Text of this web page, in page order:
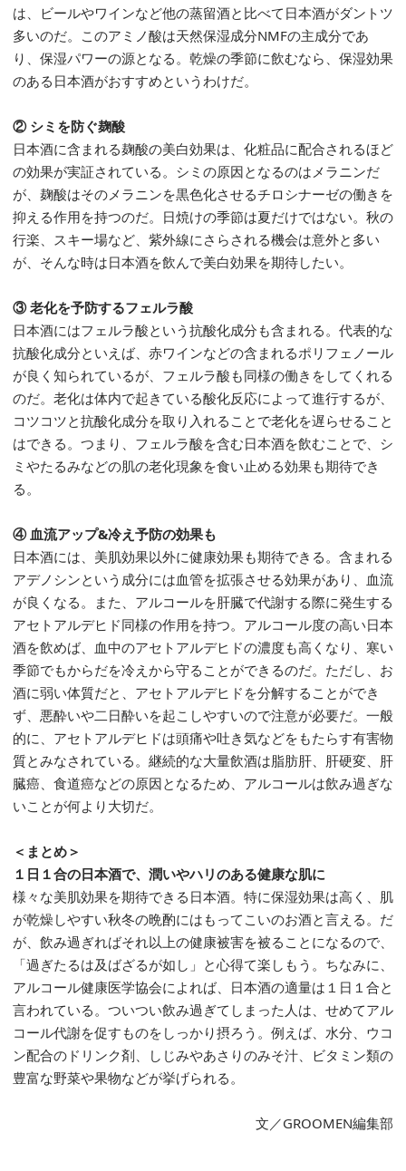
は、ビールやワインなど他の蒸留酒と比べて日本酒がダントツ
多いのだ。このアミノ酸は天然保湿成分NMFの主成分であ
り、保湿パワーの源となる。乾燥の季節に飲むなら、保湿効果
のある日本酒がおすすめというわけだ。
② シミを防ぐ麹酸
日本酒に含まれる麹酸の美白効果は、化粧品に配合されるほど
の効果が実証されている。シミの原因となるのはメラニンだ
が、麹酸はそのメラニンを黒色化させるチロシナーゼの働きを
抑える作用を持つのだ。日焼けの季節は夏だけではない。秋の
行楽、スキー場など、紫外線にさらされる機会は意外と多い
が、そんな時は日本酒を飲んで美白効果を期待したい。
③ 老化を予防するフェルラ酸
日本酒にはフェルラ酸という抗酸化成分も含まれる。代表的な
抗酸化成分といえば、赤ワインなどの含まれるポリフェノール
が良く知られているが、フェルラ酸も同様の働きをしてくれる
のだ。老化は体内で起きている酸化反応によって進行するが、
コツコツと抗酸化成分を取り入れることで老化を遅らせること
はできる。つまり、フェルラ酸を含む日本酒を飲むことで、シ
ミやたるみなどの肌の老化現象を食い止める効果も期待でき
る。
④ 血流アップ&冷え予防の効果も
日本酒には、美肌効果以外に健康効果も期待できる。含まれる
アデノシンという成分には血管を拡張させる効果があり、血流
が良くなる。また、アルコールを肝臓で代謝する際に発生する
アセトアルデヒド同様の作用を持つ。アルコール度の高い日本
酒を飲めば、血中のアセトアルデヒドの濃度も高くなり、寒い
季節でもからだを冷えから守ることができるのだ。ただし、お
酒に弱い体質だと、アセトアルデヒドを分解することができ
ず、悪酔いや二日酔いを起こしやすいので注意が必要だ。一般
的に、アセトアルデヒドは頭痛や吐き気などをもたらす有害物
質とみなされている。継続的な大量飲酒は脂肪肝、肝硬変、肝
臓癌、食道癌などの原因となるため、アルコールは飲み過ぎな
いことが何より大切だ。
＜まとめ＞
１日１合の日本酒で、潤いやハリのある健康な肌に
様々な美肌効果を期待できる日本酒。特に保湿効果は高く、肌
が乾燥しやすい秋冬の晩酌にはもってこいのお酒と言える。だ
が、飲み過ぎればそれ以上の健康被害を被ることになるので、
「過ぎたるは及ばざるが如し」と心得て楽しもう。ちなみに、
アルコール健康医学協会によれば、日本酒の適量は１日１合と
言われている。ついつい飲み過ぎてしまった人は、せめてアル
コール代謝を促すものをしっかり摂ろう。例えば、水分、ウコ
ン配合のドリンク剤、しじみやあさりのみそ汁、ビタミン類の
豊富な野菜や果物などが挙げられる。
文／GROOMEN編集部